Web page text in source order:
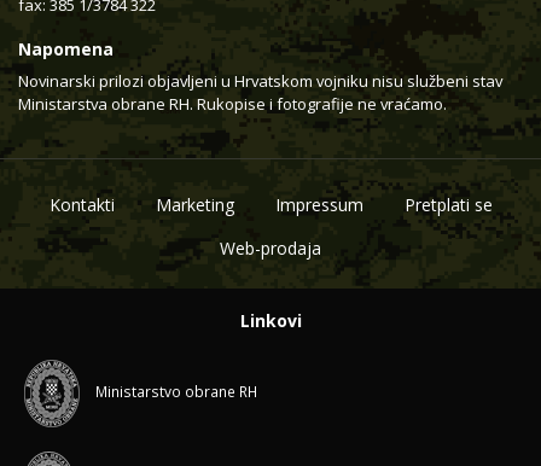
fax: 385 1/3784 322
Napomena
Novinarski prilozi objavljeni u Hrvatskom vojniku nisu službeni stav
Ministarstva obrane RH. Rukopise i fotografije ne vraćamo.
Kontakti Marketing Impressum
Pretplati se
Web-prodaja
Linkovi
Ministarstvo obrane RH